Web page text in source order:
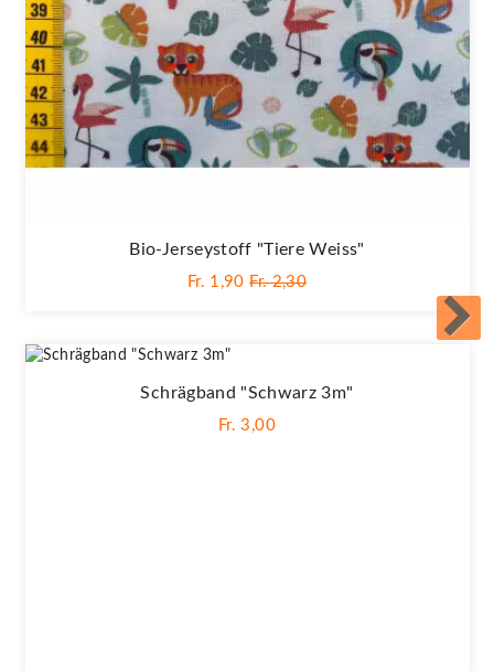
Bio-Jerseystoff "Tiere Weiss"
Fr. 1,90 Fr. 2,30
Schrägband "Schwarz 3m"
Fr. 3,00